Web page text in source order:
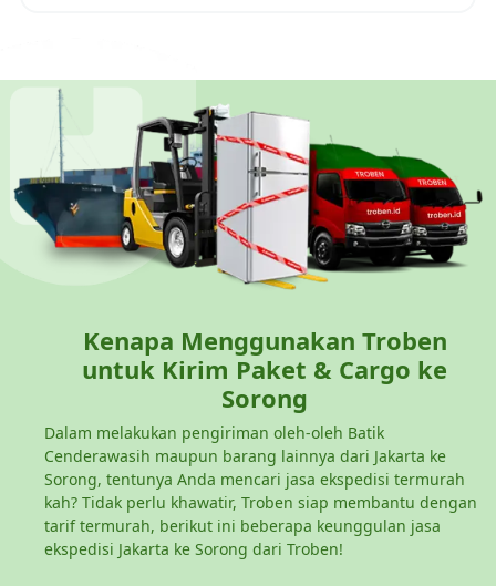
Kenapa Menggunakan Troben
untuk Kirim Paket & Cargo ke
Sorong
Dalam melakukan pengiriman oleh-oleh Batik
Cenderawasih maupun barang lainnya dari Jakarta ke
Sorong, tentunya Anda mencari jasa ekspedisi termurah
kah? Tidak perlu khawatir, Troben siap membantu dengan
tarif termurah, berikut ini beberapa keunggulan jasa
ekspedisi Jakarta ke Sorong dari Troben!